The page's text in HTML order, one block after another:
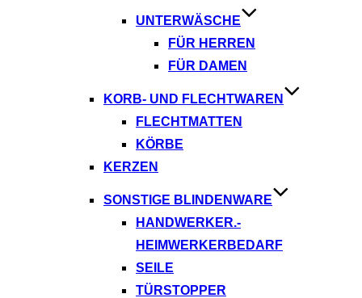
UNTERWÄSCHE
FÜR HERREN
FÜR DAMEN
KORB- UND FLECHTWAREN
FLECHTMATTEN
KÖRBE
KERZEN
SONSTIGE BLINDENWARE
HANDWERKER.-
HEIMWERKERBEDARF
SEILE
TÜRSTOPPER